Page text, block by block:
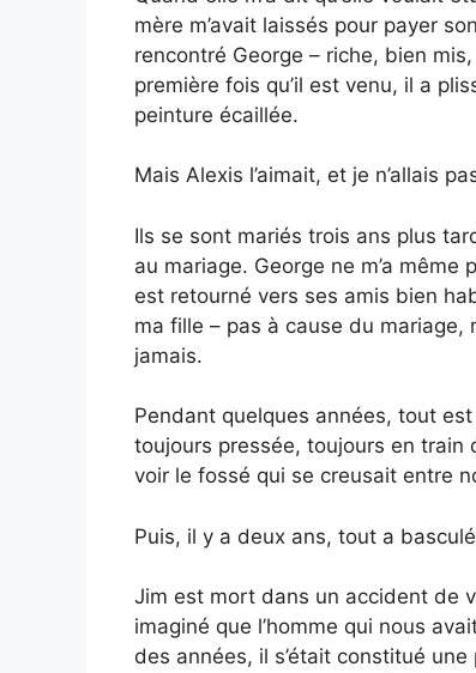
mère m’avait laissés pour payer
rencontré George – riche, bien
première fois qu’il est venu, il a
peinture écaillée.
Mais Alexis l’aimait, et je n’allais
Ils se sont mariés trois ans plus
au mariage. George ne m’a
est retourné vers ses amis bien
ma fille – pas à cause du mariage,
jamais.
Pendant quelques années, tout
toujours pressée, toujours en
voir le fossé qui se creusait entre
Puis, il y a deux ans, tout a
Jim est mort dans un accident de
imaginé que l’homme qui nous
des années, il s’était constitué